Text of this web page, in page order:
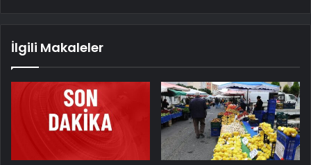
İlgili Makaleler